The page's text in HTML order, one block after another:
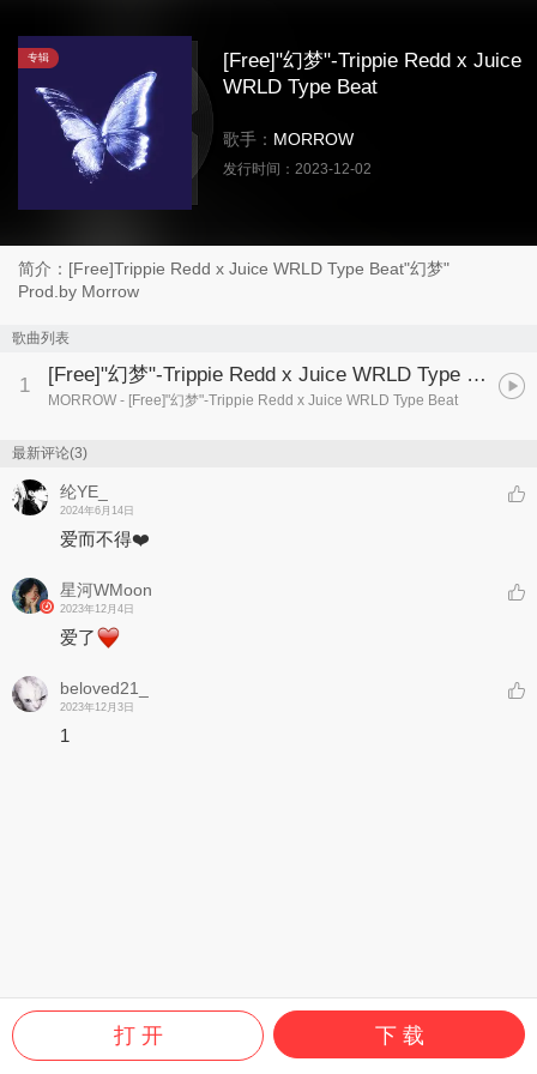
专辑
[Free]"幻梦"-Trippie Redd x Juice
WRLD Type Beat
歌手： MORROW
发行时间： 2023-12-02
简介：[Free]Trippie Redd x Juice WRLD Type Beat"幻梦"
Prod.by Morrow
歌曲列表
1 [Free]"幻梦"-Trippie Redd x Juice WRLD Type Beat
MORROW - [Free]"幻梦"-Trippie Redd x Juice WRLD Type Beat
最新评论(3)
纶YE_
2024年6月14日
爱而不得❤️
星河WMoon
2023年12月4日
爱了
beloved21_
2023年12月3日
1
打 开 下 载